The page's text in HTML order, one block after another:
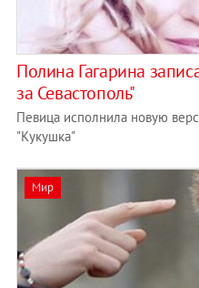
Полина Гагарина
за Севастополь"
Певица исполнила новую
"Кукушка"
Мир